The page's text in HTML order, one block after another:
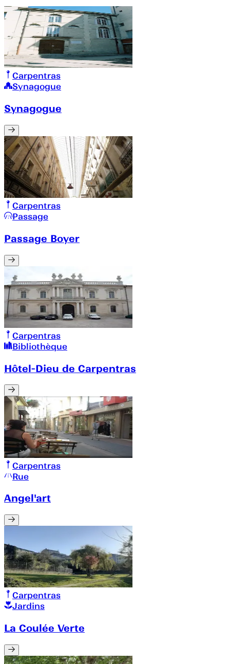
Carpentras
Synagogue
Synagogue
Carpentras
Passage
Passage Boyer
Carpentras
Bibliothèque
Hôtel-Dieu de Carpentras
Carpentras
Rue
Angel'art
Carpentras
Jardins
La Coulée Verte